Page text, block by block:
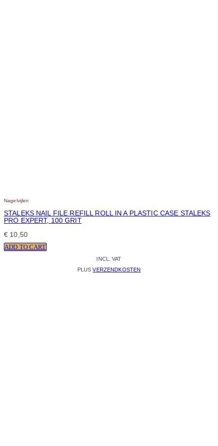
Nagelvijlen
STALEKS NAIL FILE REFILL ROLL IN A PLASTIC CASE STALEKS
PRO EXPERT, 100 GRIT
€ 10,50
ADD TO CART
INCL. VAT
PLUSVERZENDKOSTEN